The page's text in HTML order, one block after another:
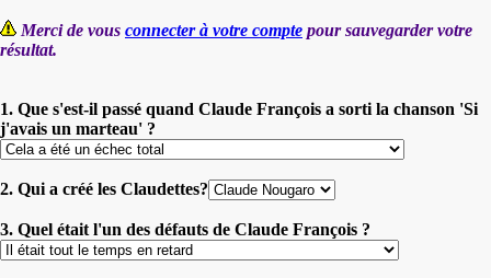
Merci de vous connecter à votre compte pour sauvegarder votre
résultat.
1. Que s'est-il passé quand Claude François a sorti la chanson 'Si
j'avais un marteau' ?
2. Qui a créé les Claudettes?
3. Quel était l'un des défauts de Claude François ?